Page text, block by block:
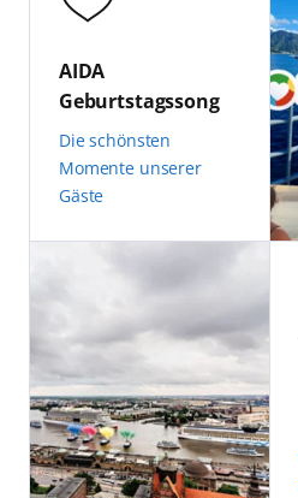
Die schönsten
Momente unserer
Gäste
AIDA
Geburtstagssong